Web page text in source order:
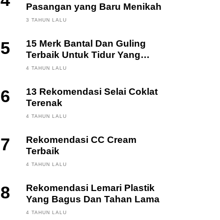
Pasangan yang Baru Menikah
3 TAHUN LALU
5
15 Merk Bantal Dan Guling
Terbaik Untuk Tidur Yang
Berkualitas
4 TAHUN LALU
6
13 Rekomendasi Selai Coklat
Terenak
4 TAHUN LALU
7
Rekomendasi CC Cream
Terbaik
4 TAHUN LALU
8
Rekomendasi Lemari Plastik
Yang Bagus Dan Tahan Lama
4 TAHUN LALU